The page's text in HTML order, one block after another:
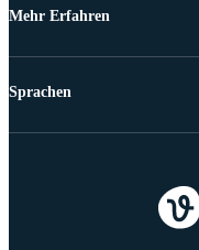
Mehr Erfahren
Sprachen